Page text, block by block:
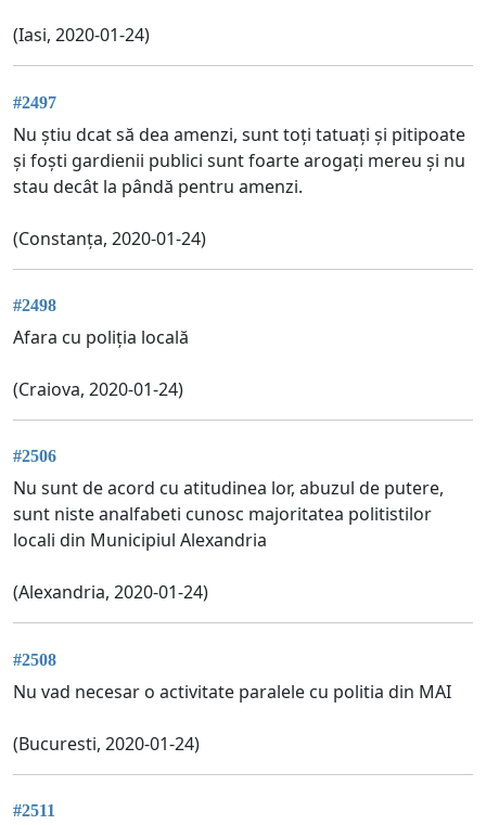
(Iasi, 2020-01-24)
#2497
Nu știu dcat să dea amenzi, sunt toți tatuați și pitipoate
și foști gardienii publici sunt foarte arogați mereu și nu
stau decât la pândă pentru amenzi.
(Constanța, 2020-01-24)
#2498
Afara cu poliția locală
(Craiova, 2020-01-24)
#2506
Nu sunt de acord cu atitudinea lor, abuzul de putere,
sunt niste analfabeti cunosc majoritatea politistilor
locali din Municipiul Alexandria
(Alexandria, 2020-01-24)
#2508
Nu vad necesar o activitate paralele cu politia din MAI
(Bucuresti, 2020-01-24)
#2511